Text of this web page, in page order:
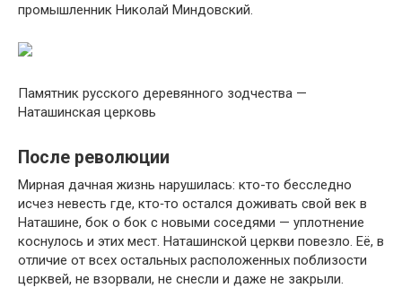
промышленник Николай Миндовский.
Памятник русского деревянного зодчества —
Наташинская церковь
После революции
Мирная дачная жизнь нарушилась: кто-то бесследно
исчез невесть где, кто‑то остался доживать свой век в
Наташине, бок о бок с новыми соседями — уплотнение
коснулось и этих мест. Наташинской церкви повезло. Её, в
отличие от всех остальных расположенных поблизости
церквей, не взорвали, не снесли и даже не закрыли.